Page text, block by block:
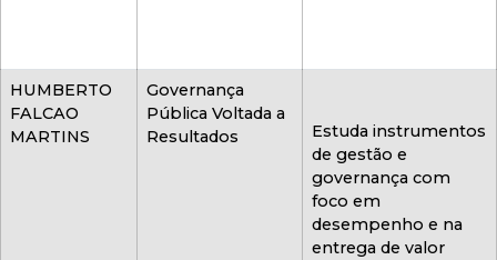
HUMBERTO
FALCAO
MARTINS
Governança
Pública Voltada a
Resultados
Estuda instrumentos
de gestão e
governança com
foco em
desempenho e na
entrega de valor